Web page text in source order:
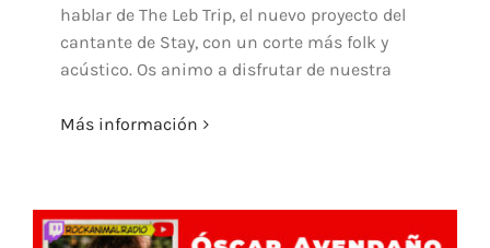
hablar de The Leb Trip, el nuevo proyecto del
cantante de Stay, con un corte más folk y
acústico. Os animo a disfrutar de nuestra
Más información